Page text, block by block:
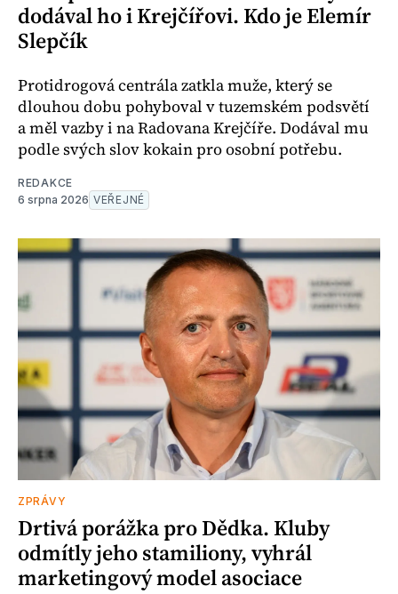
dodával ho i Krejčířovi. Kdo je Elemír
Slepčík
Protidrogová centrála zatkla muže, který se
dlouhou dobu pohyboval v tuzemském podsvětí
a měl vazby i na Radovana Krejčíře. Dodával mu
podle svých slov kokain pro osobní potřebu.
REDAKCE
6 srpna 2026 VEŘEJNÉ
ZPRÁVY
Drtivá porážka pro Dědka. Kluby
odmítly jeho stamiliony, vyhrál
marketingový model asociace